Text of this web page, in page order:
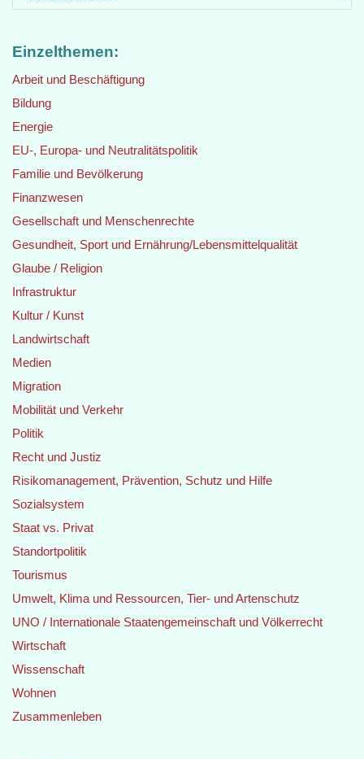
Einzelthemen:
Arbeit und Beschäftigung
Bildung
Energie
EU-, Europa- und Neutralitätspolitik
Familie und Bevölkerung
Finanzwesen
Gesellschaft und Menschenrechte
Gesundheit, Sport und Ernährung/Lebensmittelqualität
Glaube / Religion
Infrastruktur
Kultur / Kunst
Landwirtschaft
Medien
Migration
Mobilität und Verkehr
Politik
Recht und Justiz
Risikomanagement, Prävention, Schutz und Hilfe
Sozialsystem
Staat vs. Privat
Standortpolitik
Tourismus
Umwelt, Klima und Ressourcen, Tier- und Artenschutz
UNO / Internationale Staatengemeinschaft und Völkerrecht
Wirtschaft
Wissenschaft
Wohnen
Zusammenleben